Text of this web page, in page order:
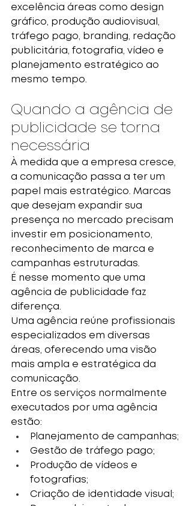
excelência áreas como design
gráfico, produção audiovisual,
tráfego pago, branding, redação
publicitária, fotografia, vídeo e
planejamento estratégico ao
mesmo tempo.
Quando a agência de
publicidade se torna
necessária
À medida que a empresa cresce,
a comunicação passa a ter um
papel mais estratégico. Marcas
que desejam expandir sua
presença no mercado precisam
investir em posicionamento,
reconhecimento de marca e
campanhas estruturadas.
É nesse momento que uma
agência de publicidade faz
diferença.
Uma agência reúne profissionais
especializados em diversas
áreas, oferecendo uma visão
mais ampla e estratégica da
comunicação.
Entre os serviços normalmente
executados por uma agência
estão:
Planejamento de campanhas;
Gestão de tráfego pago;
Produção de vídeos e
fotografias;
Criação de identidade visual;